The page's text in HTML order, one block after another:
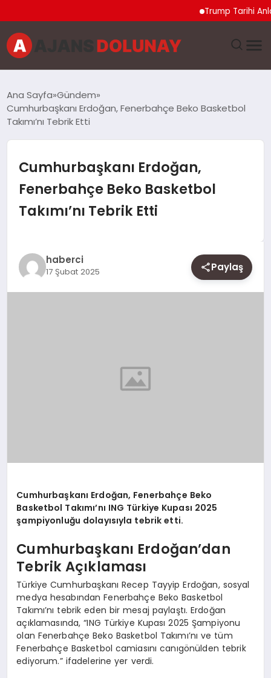
Trump Tarihi
EĞITIM
GÜNCEL
SAĞLIK
Ana Sayfa Gündem
Cumhurbaşkanı Erdoğan, Fenerbahçe Beko Basketbol
Takımı’nı Tebrik Etti
Cumhurbaşkanı Erdoğan,
Fenerbahçe Beko Basketbol
Takımı’nı Tebrik Etti
haberci
17 Şubat 2025 Paylaş
Cumhurbaşkanı Erdoğan, Fenerbahçe Beko
Basketbol Takımı’nı ING Türkiye Kupası 2025
şampiyonluğu dolayısıyla tebrik etti.
Cumhurbaşkanı Erdoğan’dan
Tebrik Açıklaması
Türkiye Cumhurbaşkanı Recep Tayyip Erdoğan, sosyal
medya hesabından Fenerbahçe Beko Basketbol
Takımı’nı tebrik eden bir mesaj paylaştı. Erdoğan
açıklamasında, “ING Türkiye Kupası 2025 Şampiyonu
olan Fenerbahçe Beko Basketbol Takımı’nı ve tüm
Fenerbahçe Basketbol camiasını canıgönülden tebrik
ediyorum.” ifadelerine yer verdi.